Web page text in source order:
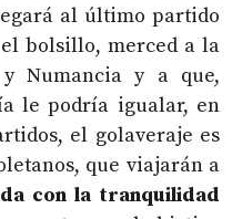
al último partido
bolsillo, merced a la
Numancia y a que,
le podría igualar, en
el golaveraje es
que viajarán a
con la tranquilidad